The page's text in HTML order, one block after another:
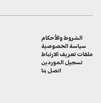
الشروط والأحكام
سياسة الخصوصية
ملفات تعريف الارتباط
تسجيل الموردين
اتصل بنا